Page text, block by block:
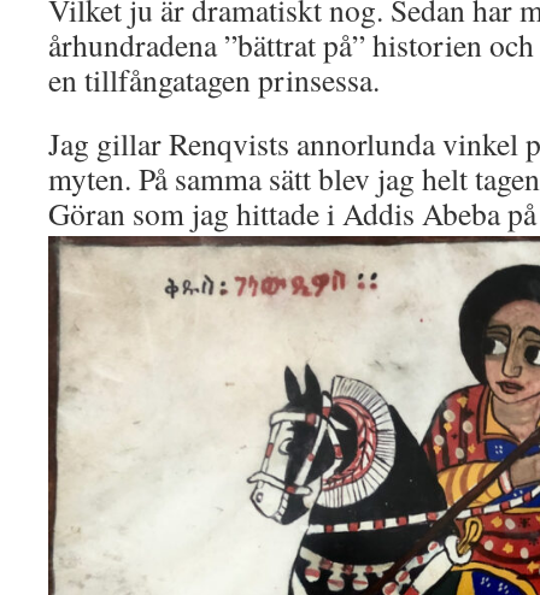
Vilket ju är dramatiskt nog. Sedan har
århundradena ”bättrat på” historien
en tillfångatagen prinsessa.
Jag gillar Renqvists annorlunda vinkel
myten. På samma sätt blev jag helt
Göran som jag hittade i Addis Abeba